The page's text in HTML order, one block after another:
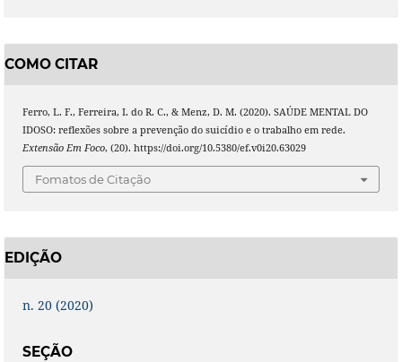
COMO CITAR
Ferro, L. F., Ferreira, I. do R. C., & Menz, D. M. (2020). SAÚDE MENTAL DO
IDOSO: reflexões sobre a prevenção do suicídio e o trabalho em rede.
Extensão Em Foco, (20). https://doi.org/10.5380/ef.v0i20.63029
Fomatos de Citação
EDIÇÃO
n. 20 (2020)
SEÇÃO